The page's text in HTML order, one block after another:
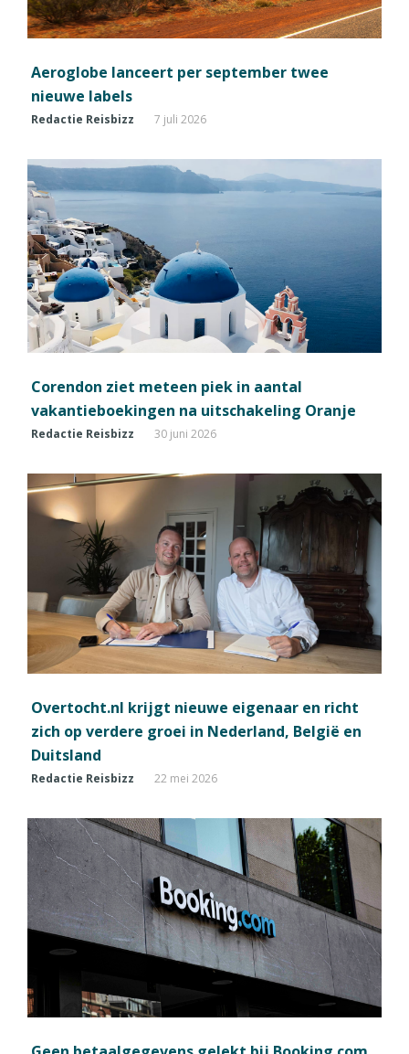
Aeroglobe lanceert per september twee
nieuwe labels
Redactie Reisbizz 7 juli 2026
Corendon ziet meteen piek in aantal
vakantieboekingen na uitschakeling Oranje
Redactie Reisbizz 30 juni 2026
Overtocht.nl krijgt nieuwe eigenaar en richt
zich op verdere groei in Nederland, België en
Duitsland
Redactie Reisbizz 22 mei 2026